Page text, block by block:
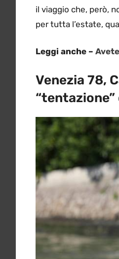
il viaggio che, però,
per tutta l’estate,
Leggi anche –
Venezia 78,